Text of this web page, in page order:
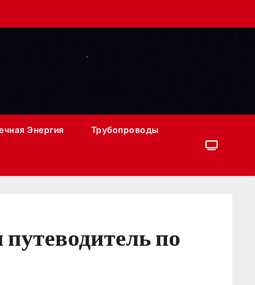
Энергия Трубопроводы
по